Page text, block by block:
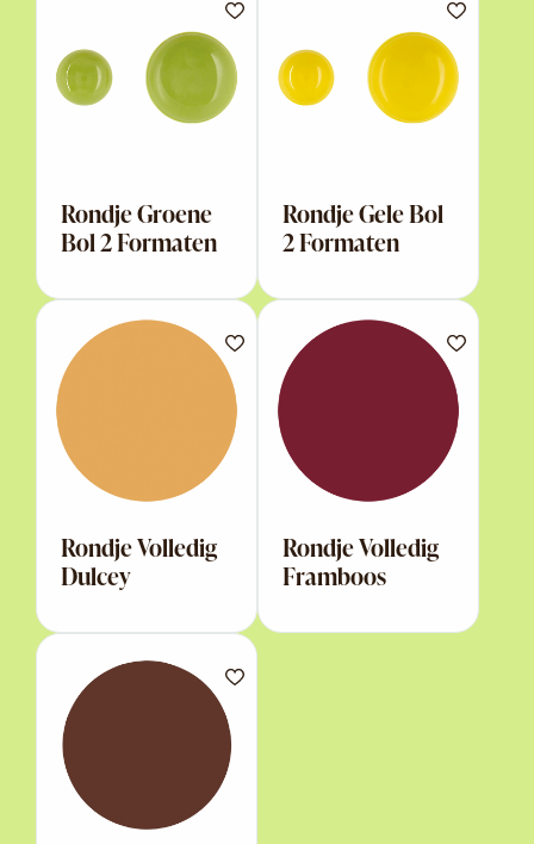
Rondje Groene
Bol 2 Formaten
Rondje Gele Bol
2 Formaten
Rondje Volledig
Dulcey
Rondje Volledig
Framboos